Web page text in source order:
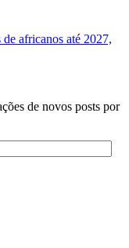
africanos até 2027,
de novos posts por